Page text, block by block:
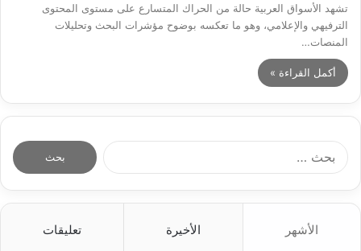
تشهد الأسواق العربية حالة من الحراك المتسارع على مستوى المحتوى
الترفيهي والإعلامي، وهو ما تعكسه بوضوح مؤشرات البحث وتحليلات
المنصات…
أكمل القراءة »
الأشهر الأخيرة تعليقات